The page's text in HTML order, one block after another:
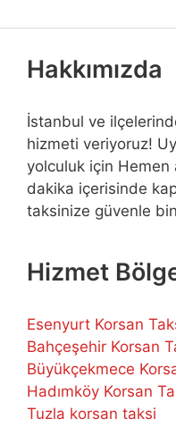
Hakkımızda
İstanbul ve
hizmeti veriyoruz!
yolculuk için Hemen
dakika içerisinde
taksinize güvenle
Hizmet
Esenyurt Korsan
Bahçeşehir Korsan
Büyükçekmece
Hadımköy Korsan
Tuzla korsan taksi